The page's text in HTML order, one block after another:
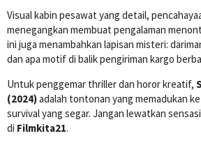
Visual kabin pesawat yang detail,
menegangkan membuat pengalaman
ini juga menambahkan lapisan misteri:
dan apa motif di balik pengiriman kargo
Untuk penggemar thriller dan horor kreatif,
(2024)adalah tontonan yang memadukan
survival yang segar. Jangan lewatkan
di Filmkita21.